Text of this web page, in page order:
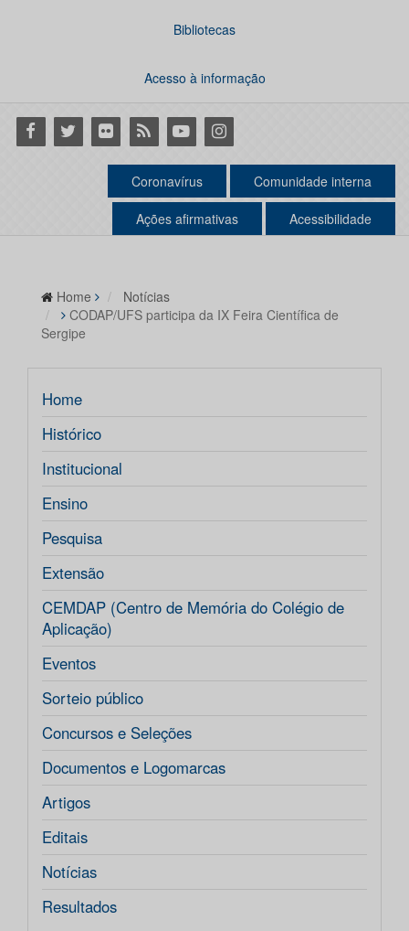
Bibliotecas
Acesso à informação
Facebook
Twitter Flickr RSS YoutubeInstagram
Coronavírus Comunidade interna
Ações afirmativas Acessibilidade
Home
Notícias
CODAP/UFS participa da IX Feira Científica de
Sergipe
Home
Histórico
Institucional
Ensino
Pesquisa
Extensão
CEMDAP (Centro de Memória do Colégio de
Aplicação)
Eventos
Sorteio público
Concursos e Seleções
Documentos e Logomarcas
Artigos
Editais
Notícias
Resultados